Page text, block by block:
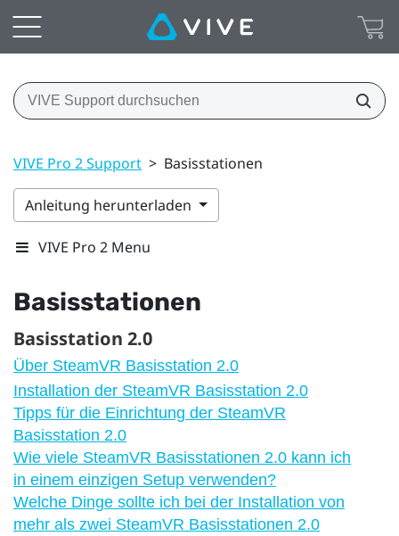
VIVE Pro 2 Support > Basisstationen
Anleitung herunterladen
VIVE Pro 2 Menu
Basisstationen
Basisstation 2.0
Über SteamVR Basisstation 2.0
Installation der SteamVR Basisstation 2.0
Tipps für die Einrichtung der SteamVR
Basisstation 2.0
Wie viele SteamVR Basisstationen 2.0 kann ich
in einem einzigen Setup verwenden?
Welche Dinge sollte ich bei der Installation von
mehr als zwei SteamVR Basisstationen 2.0